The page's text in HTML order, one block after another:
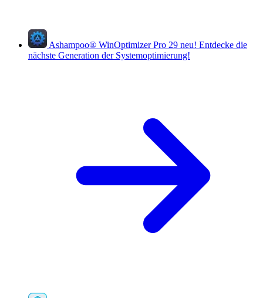
Ashampoo® WinOptimizer Pro 29 neu! Entdecke die
nächste Generation der Systemoptimierung!